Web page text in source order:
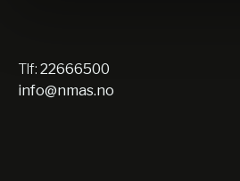
Tlf: 22666500
info@nmas.no